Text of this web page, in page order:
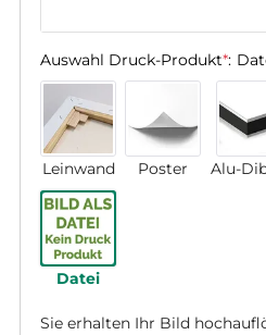
Auswahl Druck-Produkt*:
Leinwand Poster Alu-
Datei
Sie erhalten Ihr Bild